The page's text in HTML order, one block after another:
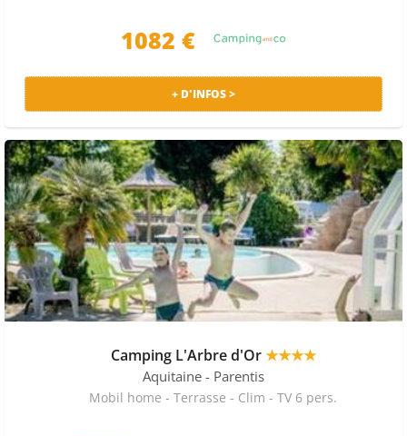
1082 €
+ D'INFOS >
Camping L'Arbre d'Or★★★★
Aquitaine - Parentis
Mobil home - Terrasse - Clim - TV 6 pers.